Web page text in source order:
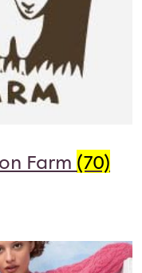
Farm (70)